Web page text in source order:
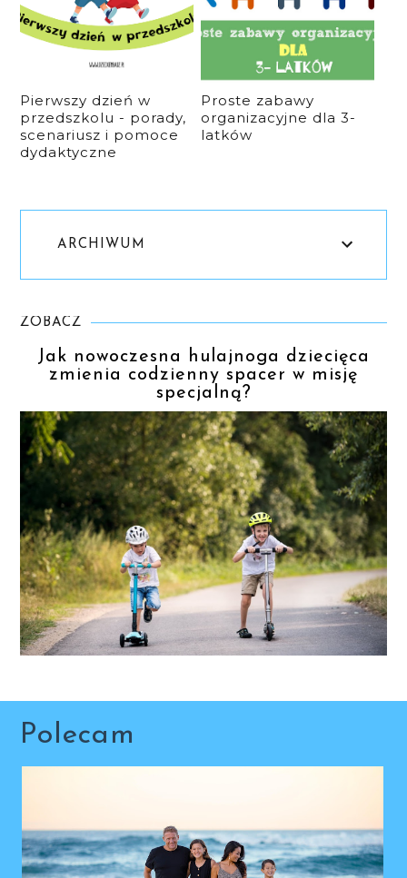
Pierwszy dzień w
przedszkolu - porady,
scenariusz i pomoce
dydaktyczne
Proste zabawy
organizacyjne dla 3-
latków
ARCHIWUM
ZOBACZ
Jak nowoczesna hulajnoga dziecięca
zmienia codzienny spacer w misję
specjalną?
Polecam